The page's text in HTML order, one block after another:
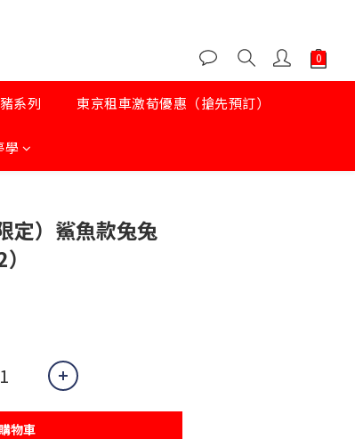
系列 東京租車激荀優惠（搶先預訂）
學
定）鯊魚款兔兔
物車